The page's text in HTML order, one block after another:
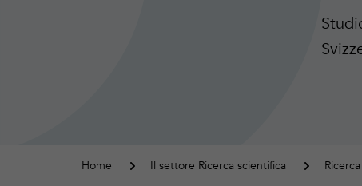
Home Il settore Ricerca scientifica